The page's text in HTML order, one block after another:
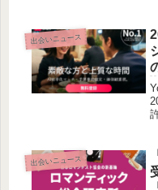
出会いニュース
出会いニュース